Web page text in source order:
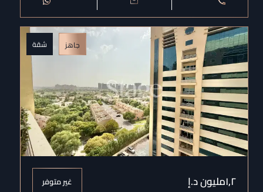
جاهز شقة
١٫٢مليون د.إ غير متوفر